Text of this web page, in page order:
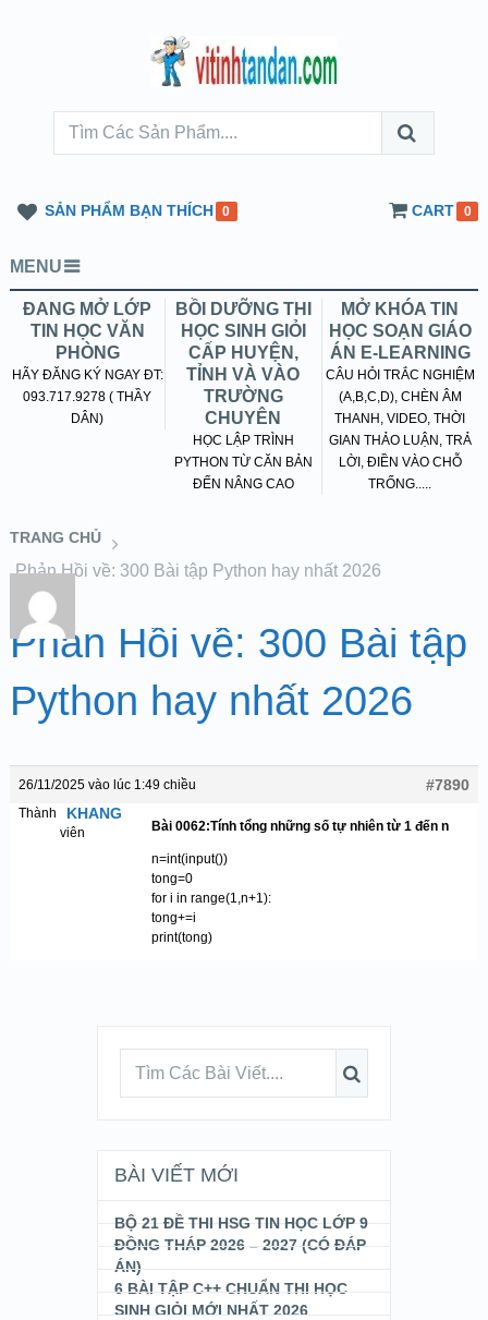
SẢN PHẨM BẠN THÍCH 0 CART 0
MENU
ĐANG MỞ LỚP
TIN HỌC VĂN
PHÒNG
HÃY ĐĂNG KÝ NGAY ĐT:
093.717.9278 ( THẦY
DÂN)
BỒI DƯỠNG THI
HỌC SINH GIỎI
CẤP HUYỆN,
TỈNH VÀ VÀO
TRƯỜNG
CHUYÊN
HỌC LẬP TRÌNH
PYTHON TỪ CĂN BẢN
ĐẾN NÂNG CAO
MỞ KHÓA TIN
HỌC SOẠN GIÁO
ÁN E-LEARNING
CÂU HỎI TRẮC NGHIỆM
(A,B,C,D), CHÈN ÂM
THANH, VIDEO, THỜI
GIAN THẢO LUẬN, TRẢ
LỜI, ĐIỀN VÀO CHỖ
TRỐNG.....
TRANG CHỦ
Phản Hồi về: 300 Bài tập Python hay nhất 2026
Phản Hồi về: 300 Bài tập
Python hay nhất 2026
26/11/2025 vào lúc 1:49 chiều
#7890
KHANG
Thành
viên
Bài 0062:Tính tổng những số tự nhiên từ 1 đến n
n=int(input())
tong=0
for i in range(1,n+1):
tong+=i
print(tong)
BÀI VIẾT MỚI
BỘ 21 ĐỀ THI HSG TIN HỌC LỚP 9
ĐỒNG THÁP 2026 – 2027 (CÓ ĐÁP
ÁN)
6 BÀI TẬP C++ CHUẨN THI HỌC
SINH GIỎI MỚI NHẤT 2026